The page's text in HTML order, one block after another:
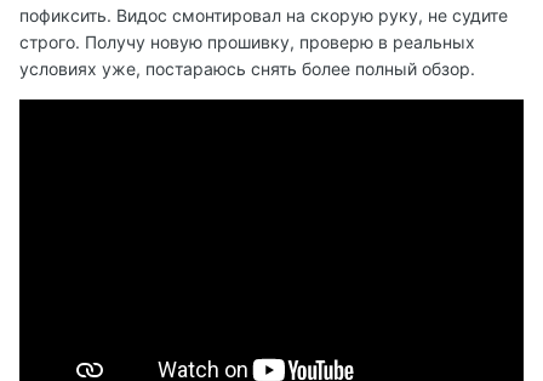
пофиксить. Видос смонтировал на скорую руку, не судите
строго. Получу новую прошивку, проверю в реальных
условиях уже, постараюсь снять более полный обзор.